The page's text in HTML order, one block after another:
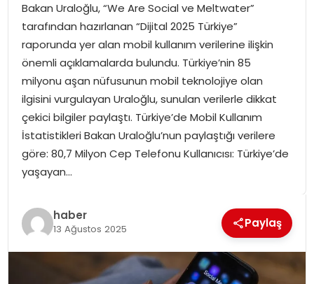
SPOR
GÜNDEM
MAGAZIN
Bakan Uraloğlu, “We Are Social ve Meltwater”
tarafından hazırlanan “Dijital 2025 Türkiye”
raporunda yer alan mobil kullanım verilerine ilişkin
önemli açıklamalarda bulundu. Türkiye’nin 85
milyonu aşan nüfusunun mobil teknolojiye olan
ilgisini vurgulayan Uraloğlu, sunulan verilerle dikkat
çekici bilgiler paylaştı. Türkiye’de Mobil Kullanım
İstatistikleri Bakan Uraloğlu’nun paylaştığı verilere
göre: 80,7 Milyon Cep Telefonu Kullanıcısı: Türkiye’de
yaşayan…
haber
13 Ağustos 2025 Paylaş